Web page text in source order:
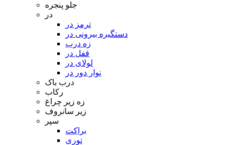
جلو پنجره
در
ترمز در
دستگیره بیرونی در
زه درب
قفل در
لولای در
نوار دور در
درب باک
رکاب
زه زیر چراغ
زیر سانروف
سپر
براکت
توری